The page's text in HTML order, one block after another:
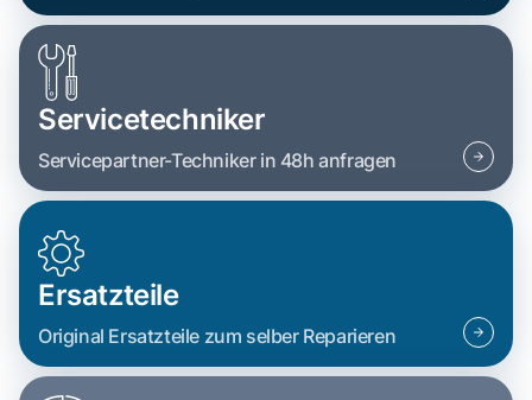
Servicetechniker
Servicepartner-Techniker in 48h anfragen
Ersatzteile
Original Ersatzteile zum selber Reparieren